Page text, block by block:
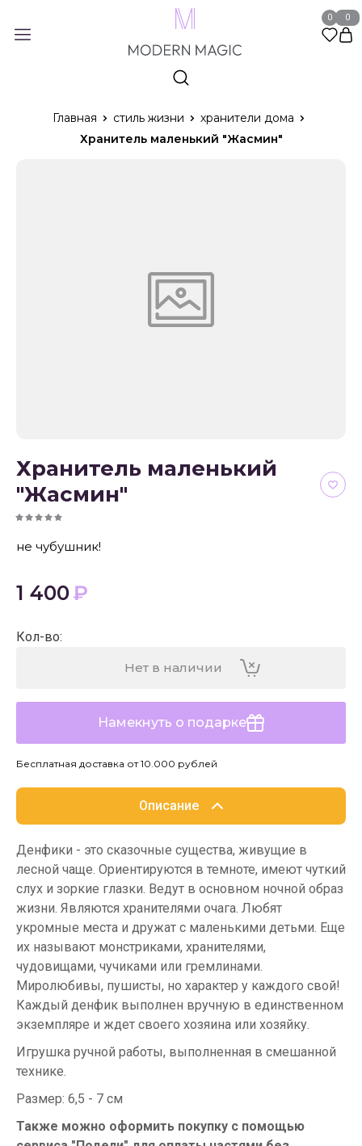
0 0
Главная стиль жизни
хранители дома
Хранитель маленький "Жасмин"
Хранитель маленький
"Жасмин"
не чубушник!
1 400₽
Кол-во:
Нет в наличии
Намекнуть о подарке
Бесплатная доставка от 10.000 рублей
Описание
Денфики - это сказочные существа, живущие в
лесной чаще. Ориентируются в темноте, имеют чуткий
слух и зоркие глазки. Ведут в основном ночной образ
жизни. Являются хранителями очага. Любят
укромные места и дружат с маленькими детьми. Еще
их называют монстриками, хранителями,
чудовищами, чучиками или гремлинами.
Миролюбивы, пушисты, но характер у каждого свой!
Каждый денфик выполнен вручную в единственном
экземпляре и ждет своего хозяина или хозяйку.
Игрушка ручной работы, выполненная в смешанной
технике.
Размер: 6,5 - 7 см
Также можно оформить покупку с помощью